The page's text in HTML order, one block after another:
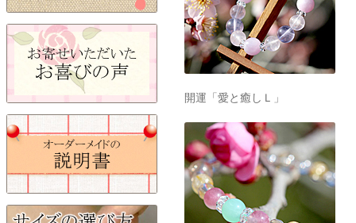
開運「愛と癒しＬ」